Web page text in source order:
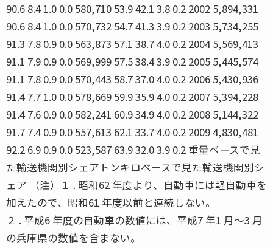
90.6 8.4 1.0 0.0 580,710 53.9 42.1 3.8 0.2 2002 5,894,331
90.6 8.4 1.0 0.0 570,732 54.7 41.3 3.9 0.2 2003 5,734,255
91.3 7.8 0.9 0.0 563,873 57.1 38.7 4.0 0.2 2004 5,569,413
91.1 7.9 0.9 0.0 569,999 57.5 38.4 3.9 0.2 2005 5,445,574
91.1 7.8 0.9 0.0 570,443 58.7 37.0 4.0 0.2 2006 5,430,936
91.4 7.7 1.0 0.0 578,669 59.9 35.9 4.0 0.2 2007 5,394,228
91.4 7.6 0.9 0.0 582,241 60.9 34.9 4.0 0.2 2008 5,144,322
91.7 7.4 0.9 0.0 557,613 62.1 33.7 4.0 0.2 2009 4,830,481
92.2 6.9 0.9 0.0 523,587 63.9 32.0 3.9 0.2 重量ベースで見
た輸送機関別シェアトンキロベースで見た輸送機関別シ
ェア （注）１ . 昭和62 年度より、自動車には軽自動車を
加えたので、昭和61 年度以前と連続しない。
２ . 平成6 年度の自動車の数値には、平成7 年1 月〜3 月
の兵庫県の数値を含まない。